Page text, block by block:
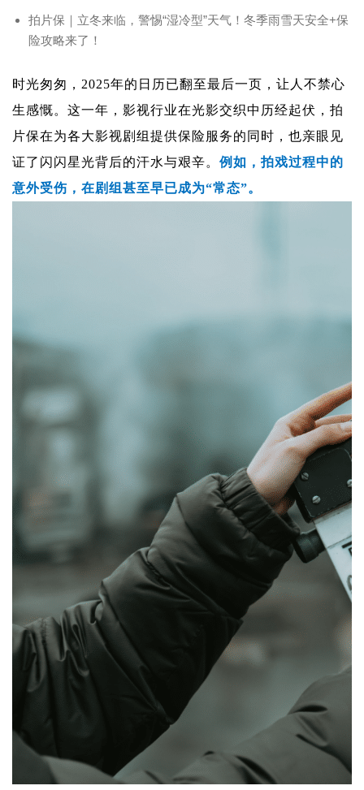
拍片保｜立冬来临，警惕“湿冷型”天气！冬季雨雪天安全+保
险攻略来了！
时光匆匆， 2025年的日历已翻至最后一页， 让人不禁心
生感慨。这一年，影视行业在光影交织中历经起伏，拍
片保在为各大影视剧组提供保险服务的同时，也亲眼见
证了闪闪星光背后的汗水与艰辛。 例如，拍戏过程中的
意外受伤，在剧组甚至早已成为“常态”。